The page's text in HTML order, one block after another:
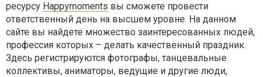
ресурсу Happymoments вы сможете провести
ответственный день на высшем уровне. На данном
сайте вы найдете множество заинтересованных людей,
профессия которых – делать качественный праздник.
Здесь регистрируются фотографы, танцевальные
коллективы, аниматоры, ведущие и другие люди,